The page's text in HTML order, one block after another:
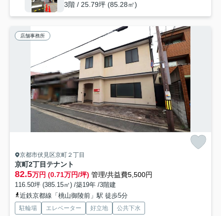
3階 / 25.79坪 (85.28㎡)
店舗事務所
京都市伏見区京町２丁目
京町2丁目テナント
82.5万円 (0.71万円/坪) 管理/共益費5,500円
116.50坪 (385.15㎡) /築19年 /3階建
近鉄京都線「桃山御陵前」駅 徒歩5分
駐輪場 エレベーター 好立地 公共下水